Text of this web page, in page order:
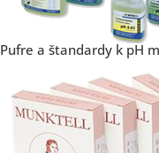
Pufre a štandardy k pH